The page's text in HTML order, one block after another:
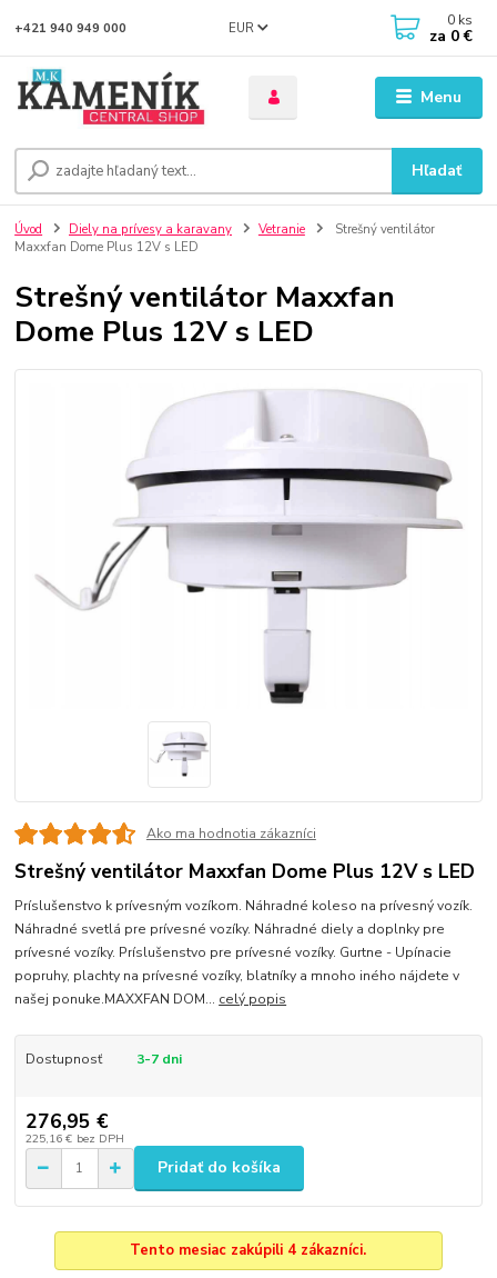
Menu
EUR
Hľadať
+421 940 949 000 0 ks
za 0 €
Úvod Diely na prívesy a karavany Vetranie
Strešný ventilátor
Maxxfan Dome Plus 12V s LED
Strešný ventilátor Maxxfan
Dome Plus 12V s LED
Ako ma hodnotia zákazníci
Strešný ventilátor Maxxfan Dome Plus 12V s LED
Príslušenstvo k prívesným vozíkom. Náhradné koleso na prívesný vozík.
Náhradné svetlá pre prívesné vozíky. Náhradné diely a doplnky pre
prívesné vozíky. Príslušenstvo pre prívesné vozíky. Gurtne - Upínacie
popruhy, plachty na prívesné vozíky, blatníky a mnoho iného nájdete v
našej ponuke.MAXXFAN DOM... celý popis
Dostupnosť 3-7 dni
276,95 €
225,16 € bez DPH
Pridať do košíka
Tento mesiac zakúpili 4 zákazníci.